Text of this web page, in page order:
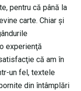
pentru că până la
carte. Chiar şi
experienţă
că am în
un fel, textele
din întâmplări